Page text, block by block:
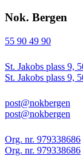
Nok. Bergen
55 90 49 90
St. Jakobs plass 9,
St. Jakobs plass 9,
post@nokbergen
post@nokbergen
Org. nr. 979338686
Org. nr. 979338686